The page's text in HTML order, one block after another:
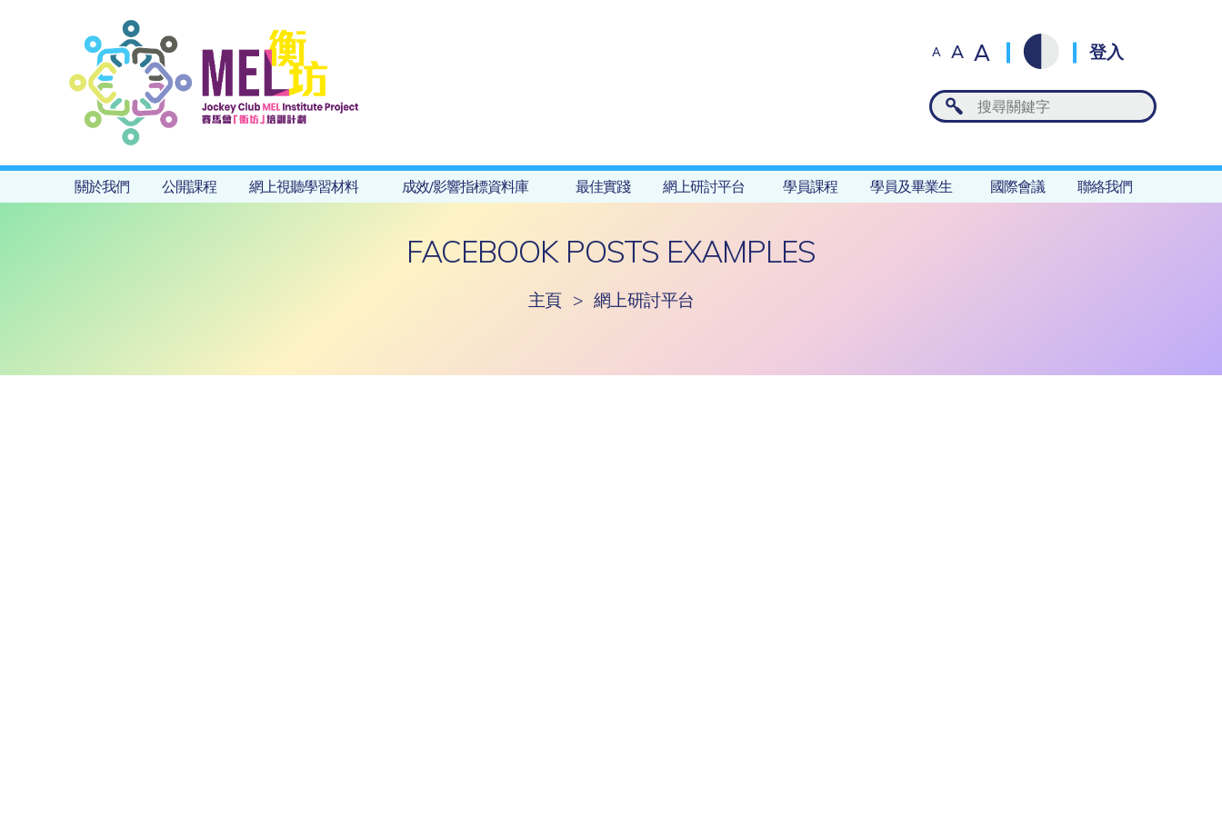
A A A 登入
關於我們 公開課程 網上視聽學習材料 成效/影響指標資料庫 最佳實踐 網上研討平台 學員課程 學員及畢業生 國際會議 聯絡我們
FACEBOOK POSTS EXAMPLES
主頁 > 網上研討平台